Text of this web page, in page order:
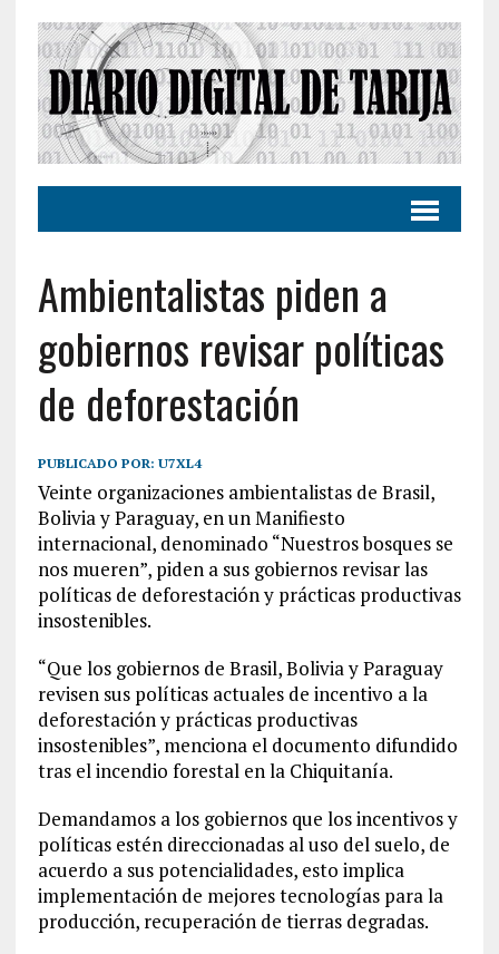
Ambientalistas piden a
gobiernos revisar políticas
de deforestación
PUBLICADO POR: U7XL4
Veinte organizaciones ambientalistas de Brasil,
Bolivia y Paraguay, en un Manifiesto
internacional, denominado “Nuestros bosques se
nos mueren”, piden a sus gobiernos revisar las
políticas de deforestación y prácticas productivas
insostenibles.
“Que los gobiernos de Brasil, Bolivia y Paraguay
revisen sus políticas actuales de incentivo a la
deforestación y prácticas productivas
insostenibles”, menciona el documento difundido
tras el incendio forestal en la Chiquitanía.
Demandamos a los gobiernos que los incentivos y
políticas estén direccionadas al uso del suelo, de
acuerdo a sus potencialidades, esto implica
implementación de mejores tecnologías para la
producción, recuperación de tierras degradas.